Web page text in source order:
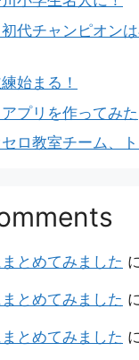
代チャンピオン
始まる！
プリを作ってみた
ロ教室チーム、ト
とめてみました
とめてみました
とめてみました